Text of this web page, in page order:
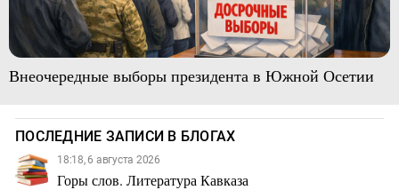
Внеочередные выборы президента в Южной Осетии
ПОСЛЕДНИЕ ЗАПИСИ В БЛОГАХ
18:18, 6 августа 2026
Горы слов. Литература Кавказа